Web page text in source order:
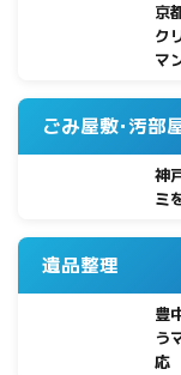
京
ク
マ
ごみ屋敷･汚部
神
ミ
遺品整理
豊
う
応